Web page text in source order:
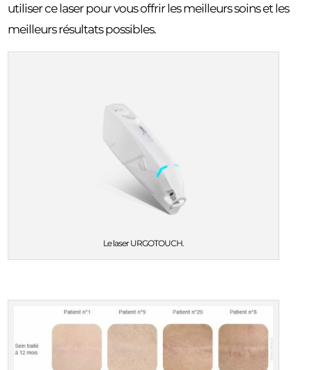
utiliser ce laser pour vous offrir les meilleurs soins et les
meilleurs résultats possibles.
Le laser URGOTOUCH.